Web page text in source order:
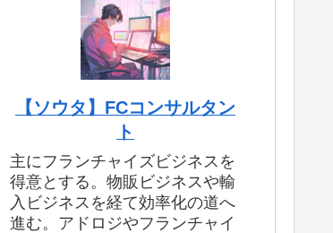
【ソウタ】FCコンサルタン
ト
主にフランチャイズビジネスを
得意とする。物販ビジネスや輸
入ビジネスを経て効率化の道へ
進む。アドロジやフランチャイ